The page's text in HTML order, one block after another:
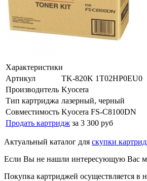
Характеристики
Артикул
TK-820K 1T02HP0EU0
Производитель Kyocera
Тип картриджа лазерный, черный
Совместимость Kyocera FS-C8100DN
Продать картридж за 3 300 руб
Актуальный каталог для скупки
Если Вы не нашли интересующую Вас
Покупка картриджей осуществляется в